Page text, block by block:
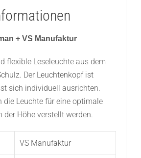
+ VS Manufaktur
flexible Leseleuchte aus dem
Der Leuchtenkopf ist
sich individuell ausrichten.
die Leuchte für eine optimale
der Höhe verstellt werden.
VS Manufaktur